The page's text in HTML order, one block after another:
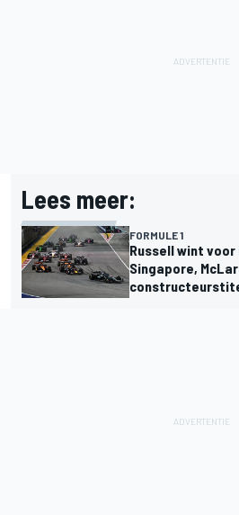
Lees meer:
FORMULE 1
Russell wint
Singapore,